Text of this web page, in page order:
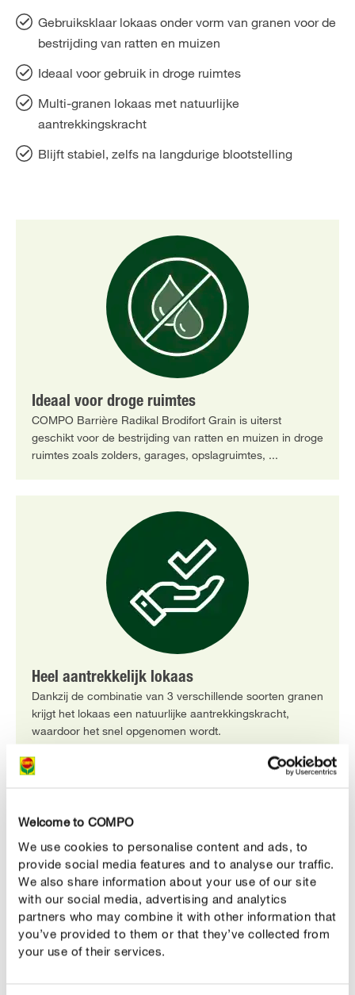
Welcome to COMPO
We use cookies to personalise content and ads, to
provide social media features and to analyse our traffic.
We also share information about your use of our site
with our social media, advertising and analytics
partners who may combine it with other information that
you’ve provided to them or that they’ve collected from
your use of their services.
Gebruiksklaar lokaas onder vorm van granen voor de
bestrijding van ratten en muizen
Ideaal voor gebruik in droge ruimtes
Multi-granen lokaas met natuurlijke
aantrekkingskracht
Blijft stabiel, zelfs na langdurige blootstelling
Ideaal voor droge ruimtes
COMPO Barrière Radikal Brodifort Grain is uiterst
geschikt voor de bestrijding van ratten en muizen in droge
ruimtes zoals zolders, garages, opslagruimtes, ...
Heel aantrekkelijk lokaas
Dankzij de combinatie van 3 verschillende soorten granen
krijgt het lokaas een natuurlijke aantrekkingskracht,
waardoor het snel opgenomen wordt.
GEBRUIK
TECHNISCHE DETAILS
EEN VRAAG? STEL ZE HIER!